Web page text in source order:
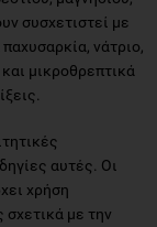
συσχετιστεί με
νάτριο,
μικροθρεπτικά
αυτές. Οι
χρήση
με την